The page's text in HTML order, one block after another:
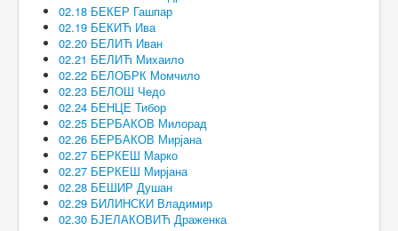
02.18 БЕКЕР Гашпар
02.19 БЕКИЋ Ива
02.20 БЕЛИЋ Иван
02.21 БЕЛИЋ Михаило
02.22 БЕЛОБРК Момчило
02.23 БЕЛОШ Чедо
02.24 БЕНЦЕ Тибор
02.25 БЕРБАКОВ Милорад
02.26 БЕРБАКОВ Мирјана
02.27 БЕРКЕШ Марко
02.27 БЕРКЕШ Мирјана
02.28 БЕШИР Душан
02.29 БИЛИНСКИ Владимир
02.30 БЈЕЛАКОВИЋ Драженка